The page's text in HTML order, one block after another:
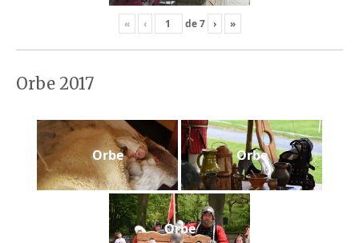
« ‹ de7 › »
Orbe 2017
Orbe Orbe
Orbe